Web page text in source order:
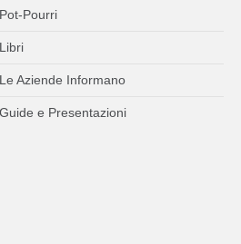
Pot-Pourri
Libri
Le Aziende Informano
Guide e Presentazioni